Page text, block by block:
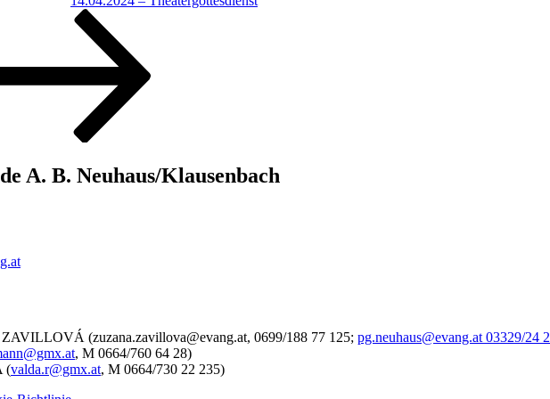
A. B. Neuhaus/Klausenbach
(zuzana.zavillova@evang.at, 0699/188 77 125; pg.neuhaus@evang.at 03329/24
, M 0664/760 64 28)
(valda.r@gmx.at, M 0664/730 22 235)